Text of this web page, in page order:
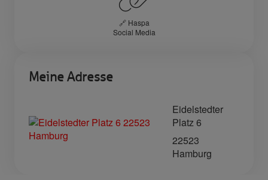
🔗 Haspa
Social Media
Meine Adresse
Eidelstedter
Platz 6
22523
Hamburg